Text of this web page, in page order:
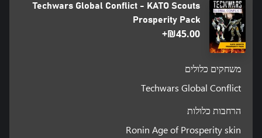
Techwars Global Conflict - KATO Scouts
Prosperity Pack
‪₪‎45.00‬+
משחקים כלולים
Techwars Global Conflict
הרחבות כלולות
Ronin Age of Prosperity skin